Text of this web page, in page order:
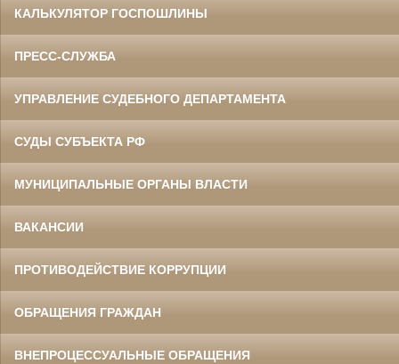
КАЛЬКУЛЯТОР ГОСПОШЛИНЫ
ПРЕСС-СЛУЖБА
УПРАВЛЕНИЕ СУДЕБНОГО ДЕПАРТАМЕНТА
СУДЫ СУБЪЕКТА РФ
МУНИЦИПАЛЬНЫЕ ОРГАНЫ ВЛАСТИ
ВАКАНСИИ
ПРОТИВОДЕЙСТВИЕ КОРРУПЦИИ
ОБРАЩЕНИЯ ГРАЖДАН
ВНЕПРОЦЕССУАЛЬНЫЕ ОБРАЩЕНИЯ